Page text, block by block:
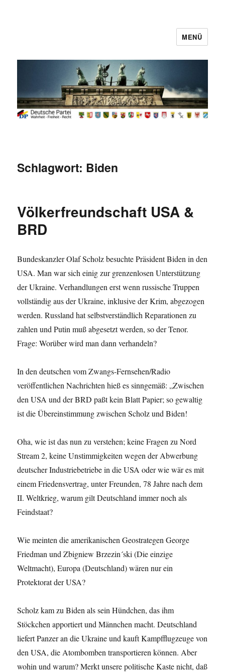
MENÜ
Schlagwort: Biden
Völkerfreundschaft USA &
BRD
Bundeskanzler Olaf Scholz besuchte Präsident Biden in den
USA. Man war sich einig zur grenzenlosen Unterstützung
der Ukraine. Verhandlungen erst wenn russische Truppen
vollständig aus der Ukraine, inklusive der Krim, abgezogen
werden. Russland hat selbstverständlich Reparationen zu
zahlen und Putin muß abgesetzt werden, so der Tenor.
Frage: Worüber wird man dann verhandeln?
In den deutschen vom Zwangs-Fernsehen/Radio
veröffentlichen Nachrichten hieß es sinngemäß: „Zwischen
den USA und der BRD paßt kein Blatt Papier; so gewaltig
ist die Übereinstimmung zwischen Scholz und Biden!
Oha, wie ist das nun zu verstehen; keine Fragen zu Nord
Stream 2, keine Unstimmigkeiten wegen der Abwerbung
deutscher Industriebetriebe in die USA oder wie wär es mit
einem Friedensvertrag, unter Freunden, 78 Jahre nach dem
II. Weltkrieg, warum gilt Deutschland immer noch als
Feindstaat?
Wie meinten die amerikanischen Geostrategen George
Friedman und Zbigniew Brzezin´ski (Die einzige
Weltmacht), Europa (Deutschland) wären nur ein
Protektorat der USA?
Scholz kam zu Biden als sein Hündchen, das ihm
Stöckchen apportiert und Männchen macht. Deutschland
liefert Panzer an die Ukraine und kauft Kampfflugzeuge von
den USA, die Atombomben transportieren können. Aber
wohin und warum? Merkt unsere politische Kaste nicht, daß